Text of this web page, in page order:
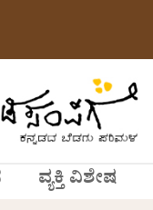
ವ್ಯಕ್ತಿ ವಿಶೇಷ